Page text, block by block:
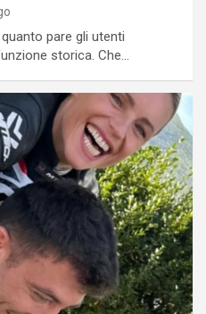
pare gli utenti
storica. Che…